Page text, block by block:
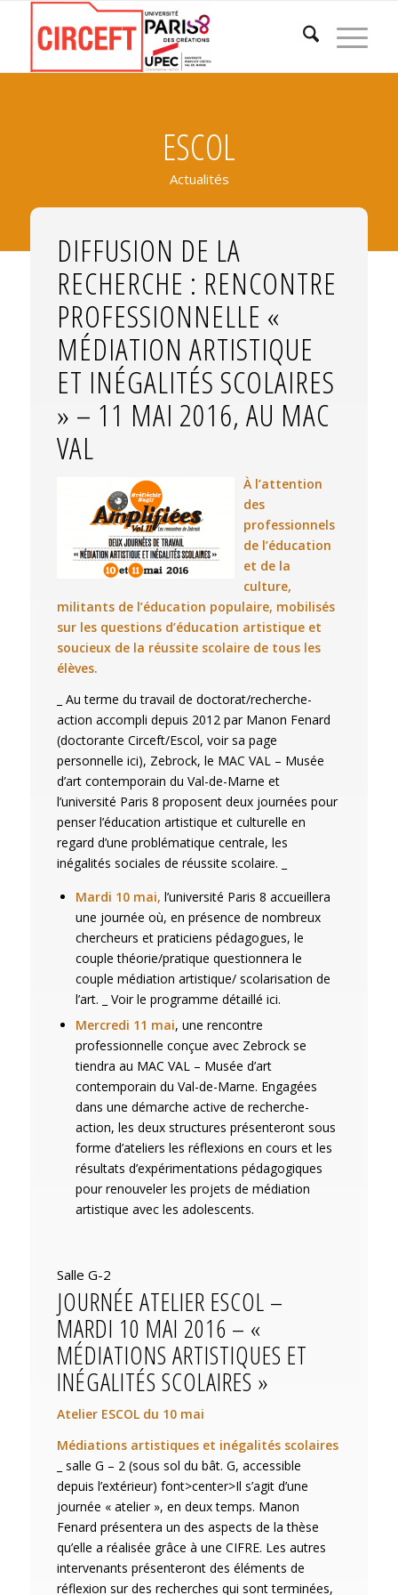
ESCOL
Actualités
DIFFUSION DE LA
RECHERCHE : RENCONTRE
PROFESSIONNELLE «
MÉDIATION ARTISTIQUE
ET INÉGALITÉS SCOLAIRES
» – 11 MAI 2016, AU MAC
VAL
À l’attention
des
professionnels
de l’éducation
et de la
culture,
militants de l’éducation populaire, mobilisés
sur les questions d’éducation artistique et
soucieux de la réussite scolaire de tous les
élèves.
_ Au terme du travail de doctorat/recherche-
action accompli depuis 2012 par Manon Fenard
(doctorante Circeft/Escol, voir sa page
personnelle ici), Zebrock, le MAC VAL – Musée
d’art contemporain du Val-de-Marne et
l’université Paris 8 proposent deux journées pour
penser l’éducation artistique et culturelle en
regard d’une problématique centrale, les
inégalités sociales de réussite scolaire. _
Mardi 10 mai, l’université Paris 8 accueillera
une journée où, en présence de nombreux
chercheurs et praticiens pédagogues, le
couple théorie/pratique questionnera le
couple médiation artistique/ scolarisation de
l’art. _ Voir le programme détaillé ici.
Mercredi 11 mai, une rencontre
professionnelle conçue avec Zebrock se
tiendra au MAC VAL – Musée d’art
contemporain du Val-de-Marne. Engagées
dans une démarche active de recherche-
action, les deux structures présenteront sous
forme d’ateliers les réflexions en cours et les
résultats d’expérimentations pédagogiques
pour renouveler les projets de médiation
artistique avec les adolescents.
Salle G-2
JOURNÉE ATELIER ESCOL –
MARDI 10 MAI 2016 – «
MÉDIATIONS ARTISTIQUES ET
INÉGALITÉS SCOLAIRES »
Atelier ESCOL du 10 mai
Médiations artistiques et inégalités scolaires
_ salle G – 2 (sous sol du bât. G, accessible
depuis l’extérieur) font>center>Il s’agit d’une
journée « atelier », en deux temps. Manon
Fenard présentera un des aspects de la thèse
qu’elle a réalisée grâce à une CIFRE. Les autres
intervenants présenteront des éléments de
réflexion sur des recherches qui sont terminées,